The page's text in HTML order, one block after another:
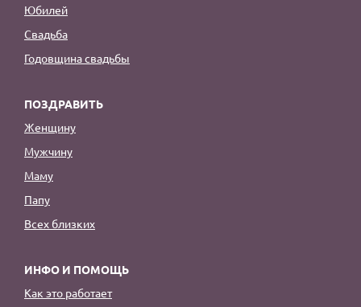
Юбилей
Свадьба
Годовщина свадьбы
ПОЗДРАВИТЬ
Женщину
Мужчину
Маму
Папу
Всех близких
ИНФО И ПОМОЩЬ
Как это работает